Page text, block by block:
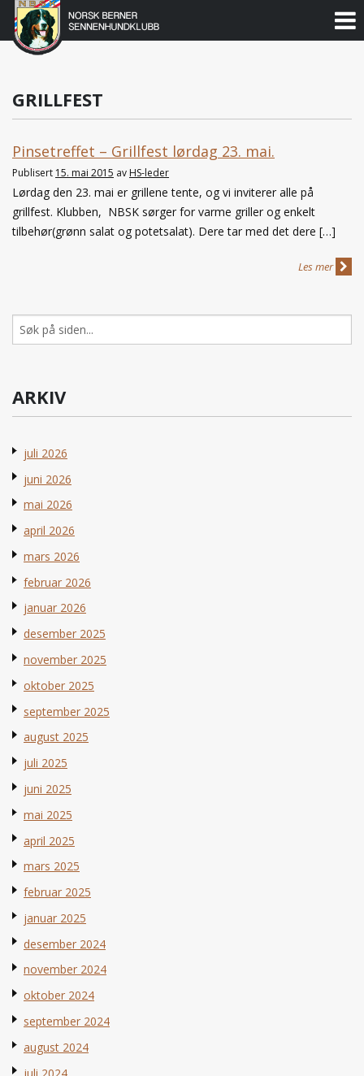
Gå
Norsk
Berner
Sennenhundklubb
GRILLFEST
Pinsetreffet – Grillfest lørdag 23. mai.
Publisert 15. mai 2015 av HS-leder
Lørdag den 23. mai er grillene tente, og vi inviterer alle på
grillfest. Klubben, NBSK sørger for varme griller og enkelt
tilbehør(grønn salat og potetsalat). Dere tar med det dere […]
Les mer
Søk
etter:
ARKIV
juli 2026
juni 2026
mai 2026
april 2026
mars 2026
februar 2026
januar 2026
desember 2025
november 2025
oktober 2025
september 2025
august 2025
juli 2025
juni 2025
mai 2025
april 2025
mars 2025
februar 2025
januar 2025
desember 2024
november 2024
oktober 2024
september 2024
august 2024
juli 2024